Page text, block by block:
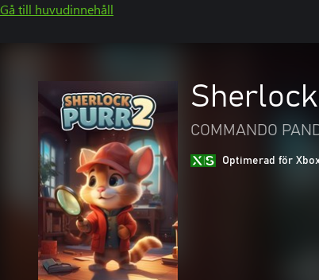
Gå till huvudinnehåll
COMMANDO
Optimerad för